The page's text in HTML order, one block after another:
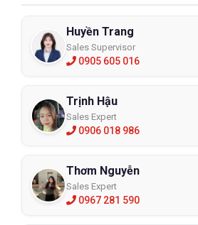
Huyền Trang
Sales Supervisor
0905 605 016
Trịnh Hậu
Sales Expert
0906 018 986
Thơm Nguyễn
Sales Expert
0967 281 590